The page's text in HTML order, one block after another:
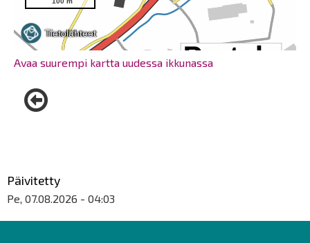
Avaa suurempi kartta uudessa ikkunassa
Päivitetty
Pe, 07.08.2026 - 04:03